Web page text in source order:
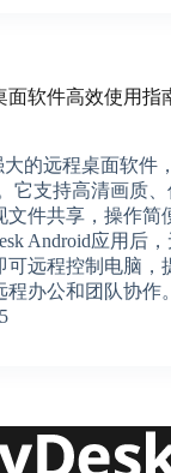
面软件高效使用指
大的远程桌面软件
它支持高清画质
文件共享，操作简
Android应用后
可远程控制电脑，
办公和团队协作。